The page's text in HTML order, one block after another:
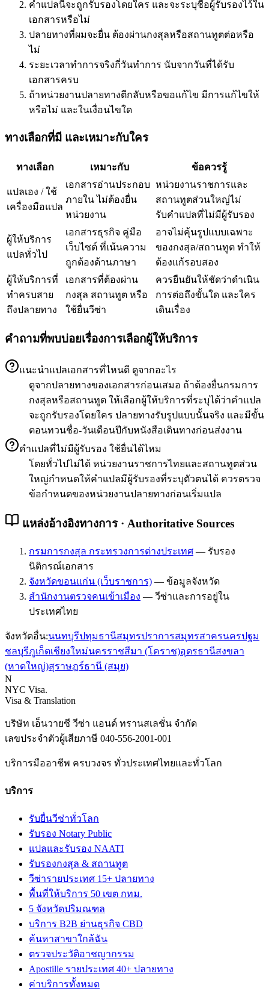
คำแปลนี้จะถูกรับรองโดยใคร และจะระบุชื่อผู้รับรองไว้ใน
เอกสารหรือไม่
ปลายทางที่ผมจะยื่น ต้องผ่านกงสุลหรือสถานทูตต่อหรือ
ไม่
ระยะเวลาทำการจริงกี่วันทำการ นับจากวันที่ได้รับ
เอกสารครบ
ถ้าหน่วยงานปลายทางตีกลับหรือขอแก้ไข มีการแก้ไขให้
หรือไม่ และในเงื่อนไขใด
ทางเลือกที่มี และเหมาะกับใคร
ทางเลือก เหมาะกับ ข้อควรรู้
แปลเอง / ใช้
เครื่องมือแปล
เอกสารอ่านประกอบ
ภายใน ไม่ต้องยื่น
หน่วยงาน
หน่วยงานราชการและ
สถานทูตส่วนใหญ่ไม่
รับคำแปลที่ไม่มีผู้รับรอง
ผู้ให้บริการ
แปลทั่วไป
เอกสารธุรกิจ คู่มือ
เว็บไซต์ ที่เน้นความ
ถูกต้องด้านภาษา
อาจไม่คุ้นรูปแบบเฉพาะ
ของกงสุล/สถานทูต ทำให้
ต้องแก้รอบสอง
ผู้ให้บริการที่
ทำครบสาย
ถึงปลายทาง
เอกสารที่ต้องผ่าน
กงสุล สถานทูต หรือ
ใช้ยื่นวีซ่า
ควรยืนยันให้ชัดว่าดำเนิน
การต่อถึงขั้นใด และใคร
เดินเรื่อง
คำถามที่พบบ่อยเรื่องการเลือกผู้ให้บริการ
แนะนำแปลเอกสารที่ไหนดี ดูจากอะไร
ดูจากปลายทางของเอกสารก่อนเสมอ ถ้าต้องยื่นกรมการ
กงสุลหรือสถานทูต ให้เลือกผู้ให้บริการที่ระบุได้ว่าคำแปล
จะถูกรับรองโดยใคร ปลายทางรับรูปแบบนั้นจริง และมีขั้น
ตอนทวนชื่อ-วันเดือนปีกับหนังสือเดินทางก่อนส่งงาน
คำแปลที่ไม่มีผู้รับรอง ใช้ยื่นได้ไหม
โดยทั่วไปไม่ได้ หน่วยงานราชการไทยและสถานทูตส่วน
ใหญ่กำหนดให้คำแปลมีผู้รับรองที่ระบุตัวตนได้ ควรตรวจ
ข้อกำหนดของหน่วยงานปลายทางก่อนเริ่มแปล
แหล่งอ้างอิงทางการ · Authoritative Sources
กรมการกงสุล กระทรวงการต่างประเทศ — รับรอง
นิติกรณ์เอกสาร
จังหวัดขอนแก่น (เว็บราชการ) — ข้อมูลจังหวัด
สำนักงานตรวจคนเข้าเมือง — วีซ่าและการอยู่ใน
ประเทศไทย
จังหวัดอื่น:นนทบุรีปทุมธานีสมุทรปราการสมุทรสาครนครปฐม
ชลบุรีภูเก็ตเชียงใหม่นครราชสีมา (โคราช)อุดรธานีสงขลา
(หาดใหญ่)สุราษฎร์ธานี (สมุย)
N
NYC Visa.
Visa & Translation
บริษัท เอ็นวายซี วีซ่า แอนด์ ทรานสเลชั่น จำกัด
เลขประจำตัวผู้เสียภาษี 040-556-2001-001
บริการมืออาชีพ ครบวงจร ทั่วประเทศไทยและทั่วโลก
บริการ
รับยื่นวีซ่าทั่วโลก
รับรอง Notary Public
แปลและรับรอง NAATI
รับรองกงสุล & สถานทูต
วีซ่ารายประเทศ 15+ ปลายทาง
พื้นที่ให้บริการ 50 เขต กทม.
5 จังหวัดปริมณฑล
บริการ B2B ย่านธุรกิจ CBD
ค้นหาสาขาใกล้ฉัน
ตรวจประวัติอาชญากรรม
Apostille รายประเทศ 40+ ปลายทาง
ค่าบริการทั้งหมด